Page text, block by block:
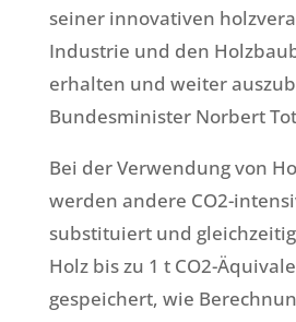
seiner innovativen
Industrie und den
erhalten und weiter
Bundesminister Norbert
Bei der Verwendung von
werden andere CO2-
substituiert und
Holz bis zu 1 t CO2-
gespeichert, wie